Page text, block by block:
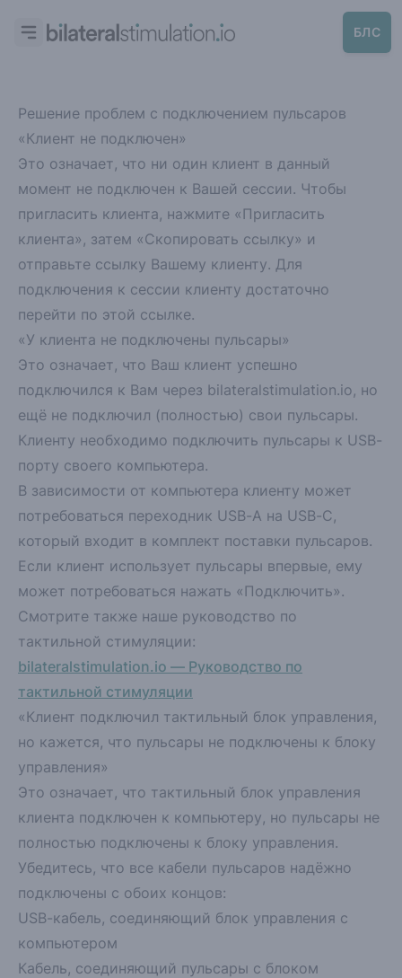
БЛС
Решение проблем с подключением пульсаров
«Клиент не подключен»
Это означает, что ни один клиент в данный
момент не подключен к Вашей сессии. Чтобы
пригласить клиента, нажмите «Пригласить
клиента», затем «Скопировать ссылку» и
отправьте ссылку Вашему клиенту. Для
подключения к сессии клиенту достаточно
перейти по этой ссылке.
«У клиента не подключены пульсары»
Это означает, что Ваш клиент успешно
подключился к Вам через bilateralstimulation.io, но
ещё не подключил (полностью) свои пульсары.
Клиенту необходимо подключить пульсары к USB-
порту своего компьютера.
В зависимости от компьютера клиенту может
потребоваться переходник USB-A на USB-C,
который входит в комплект поставки пульсаров.
Если клиент использует пульсары впервые, ему
может потребоваться нажать «Подключить».
Смотрите также наше руководство по
тактильной стимуляции:
bilateralstimulation.io — Руководство по
тактильной стимуляции
«Клиент подключил тактильный блок управления,
но кажется, что пульсары не подключены к блоку
управления»
Это означает, что тактильный блок управления
клиента подключен к компьютеру, но пульсары не
полностью подключены к блоку управления.
Убедитесь, что все кабели пульсаров надёжно
подключены с обоих концов:
USB-кабель, соединяющий блок управления с
компьютером
Кабель, соединяющий пульсары с блоком